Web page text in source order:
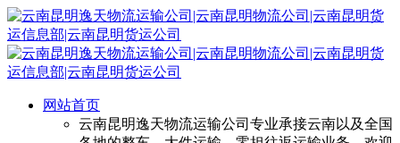
网站首页
云南昆明逸天物流运输公司专业承接云南以及全国